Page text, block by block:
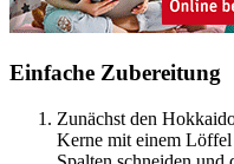
Einfache Zubereitung
Zunächst den
Kerne mit einem